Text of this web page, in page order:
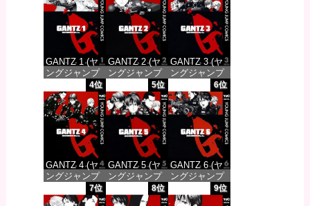
GANTZ 1 (ヤ
ングジャンプ
コミックス
DIGITAL)
価格：¥100
GANTZ 2 (ヤ
ングジャンプ
コミックス
DIGITAL)
価格：¥100
GANTZ 3 (ヤ
ングジャンプ
コミックス
DIGITAL)
価格：¥100
4位
GANTZ 4 (ヤ
ングジャンプ
コミックス
DIGITAL)
5位
GANTZ 5 (ヤ
ングジャンプ
コミックス
DIGITAL)
6位
GANTZ 6 (ヤ
ングジャンプ
コミックス
DIGITAL)
7位 8位 9位